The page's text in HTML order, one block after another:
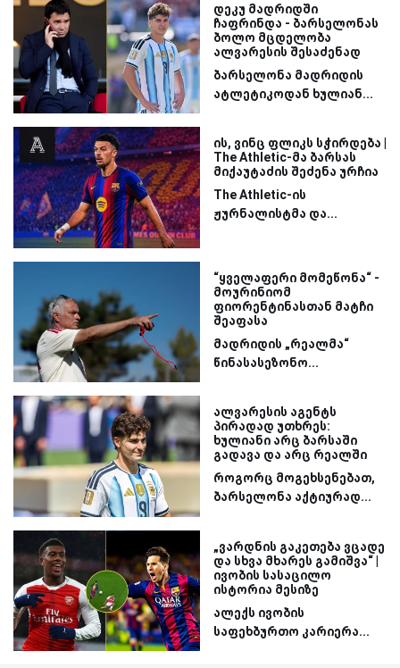
დეკუ მადრიდში
ჩაფრინდა - ბარსელონას
ბოლო მცდელობა
ალვარესის შესაძენად
ბარსელონა მადრიდის
ატლეტიკოდან ხულიან...
ის, ვინც ფლიკს სჭირდება |
The Athletic-მა ბარსას
მიქაუტაძის შეძენა ურჩია
The Athletic-ის
ჟურნალისტმა და...
“ყველაფერი მომეწონა“ -
მოურინიომ
ფიორენტინასთან მატჩი
შეაფასა
მადრიდის „რეალმა“
წინასასეზონო...
ალვარესის აგენტს
პირადად უთხრეს:
ხულიანი არც ბარსაში
გადავა და არც რეალში
როგორც მოგეხსენებათ,
ბარსელონა აქტიურად...
„ვარდნის გაკეთება ვცადე
და სხვა მხარეს გამიშვა“ |
ივობის სასაცილო
ისტორია მესიზე
ალექს ივობის
საფეხბურთო კარიერა...